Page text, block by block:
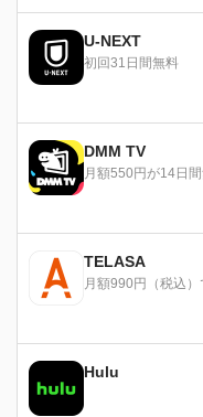
こう側
はお
の世界
る街
る組織
ラ」
U-NEXT
初回31日間無料
DMM TV
月額550円が14日間
TELASA
月額990円（税込）
Hulu